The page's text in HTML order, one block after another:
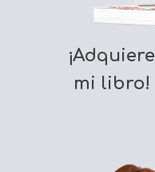
¡Adquiere
mi libro!